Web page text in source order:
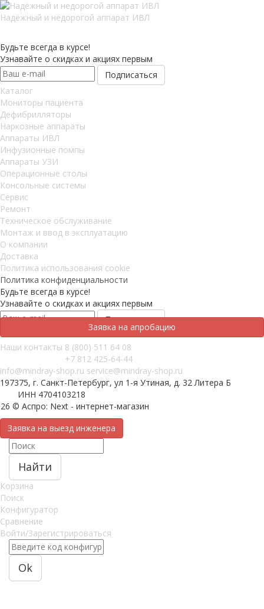
Надёжный и недорогой аппарат ИВЛ
Будьте всегда в курсе!
Узнавайте о скидках и акциях первым
Каталог
Мониторы пациента
Дефибрилляторы
Наркозные аппараты
Аппараты ИВЛ
Инфузионные помпы
Аппараты УЗИ
Операционные столы
Консольные системы
Сервис
Ремонт
Техническое обслуживание
Монтаж и ввод в эксплуатацию
О компании
Доставка
Политика использования cookie
Политика конфиденциальности
Будьте всегда в курсе!
Узнавайте о скидках и акциях первым
Заявка на апробацию
Наши контакты 8 (800) 511 64 08
+7 812 425-64-44
info@mindray-shop.ru service@mindray-shop.ru
197375, г. Санкт-Петербург, ул 1-я Утиная, д. 32 Литера Б
ИНН 4704103218
© Аспро: Next - интернет-магазин
Заявка на выезд инженера
Найти
Корзина
Поиск
Конфигуратор
Сравнение
Войти/Зарегистрироваться
Ok